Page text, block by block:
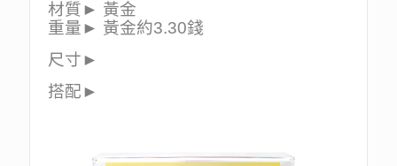
材質► 黃金
重量► 黃金約3.30錢
尺寸►
搭配►